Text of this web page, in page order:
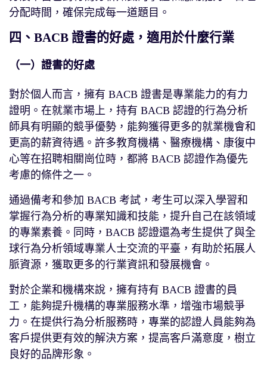
分配時間，確保完成每一道題目。
四、BACB 證書的好處，適用於什麼行業
（一）證書的好處
對於個人而言，擁有 BACB 證書是專業能力的有力
證明。在就業市場上，持有 BACB 認證的行為分析
師具有明顯的競爭優勢，能夠獲得更多的就業機會和
更高的薪資待遇。許多教育機構、醫療機構、康復中
心等在招聘相關崗位時，都將 BACB 認證作為優先
考慮的條件之一。
通過備考和參加 BACB 考試，考生可以深入學習和
掌握行為分析的專業知識和技能，提升自己在該領域
的專業素養。同時，BACB 認證還為考生提供了與全
球行為分析領域專業人士交流的平臺，有助於拓展人
脈資源，獲取更多的行業資訊和發展機會。
對於企業和機構來說，擁有持有 BACB 證書的員
工，能夠提升機構的專業服務水準，增強市場競爭
力。在提供行為分析服務時，專業的認證人員能夠為
客戶提供更有效的解決方案，提高客戶滿意度，樹立
良好的品牌形象。